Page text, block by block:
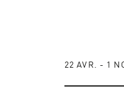
22 AVR. - 1